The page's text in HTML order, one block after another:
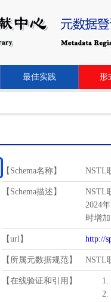
最佳实践 形
【Schema名称】 NSTL
【Schema描述】
NSTL
2024
时增
【url】 http://
【所属元数据规范】 NSTL
【在线验证和引用】
1.
2.